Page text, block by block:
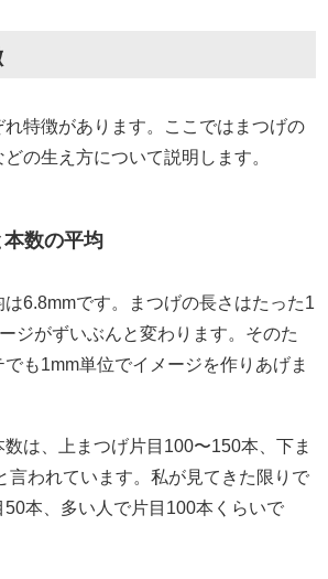
れ特徴があります。ここではまつげの
の生え方について説明します。
本数の平均
は6.8mmです。まつげの長さはたった1
ジがずいぶんと変わります。そのた
も1mm単位でイメージを作りあげま
は、上まつげ片目100〜150本、下ま
言われています。私が見てきた限りで
本、多い人で片目100本くらいで